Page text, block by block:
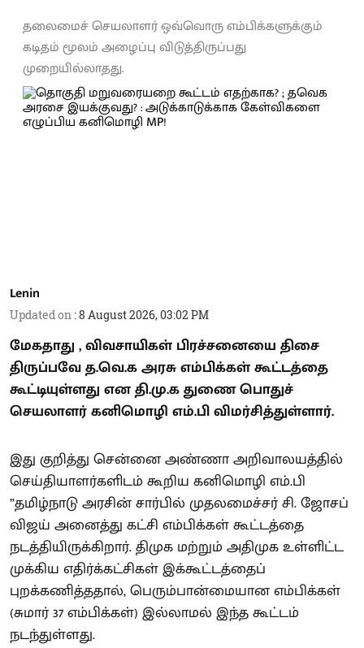
தலைமைச் செயலாளர் ஒவ்வொரு எம்பிக்களுக்கும்
கடிதம் மூலம் அழைப்பு விடுத்திருப்பது
முறையில்லாதது.
Lenin
Updated on :8 August 2026, 03:02 PM
மேகதாது , விவசாயிகள் பிரச்சனையை திசை
திருப்பவே த.வெ.க அரசு எம்பிக்கள் கூட்டத்தை
கூட்டியுள்ளது என தி.மு.க துணை பொதுச்
செயலாளர் கனிமொழி எம்.பி விமர்சித்துள்ளார்.
இது குறித்து சென்னை அண்ணா அறிவாலயத்தில்
செய்தியாளர்களிடம் கூறிய கனிமொழி எம்.பி
”தமிழ்நாடு அரசின் சார்பில் முதலமைச்சர் சி. ஜோசப்
விஜய் அனைத்து கட்சி எம்பிக்கள் கூட்டத்தை
நடத்தியிருக்கிறார். திமுக மற்றும் அதிமுக உள்ளிட்ட
முக்கிய எதிர்க்கட்சிகள் இக்கூட்டத்தைப்
புறக்கணித்ததால், பெரும்பான்மையான எம்பிக்கள்
(சுமார் 37 எம்பிக்கள்) இல்லாமல் இந்த கூட்டம்
நடந்துள்ளது.